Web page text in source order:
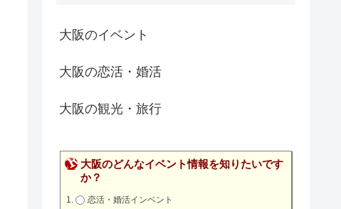
大阪のイベント
大阪の恋活・婚活
大阪の観光・旅行
大阪のどんなイベント情報を知りたいです
か？
恋活・婚活インベント